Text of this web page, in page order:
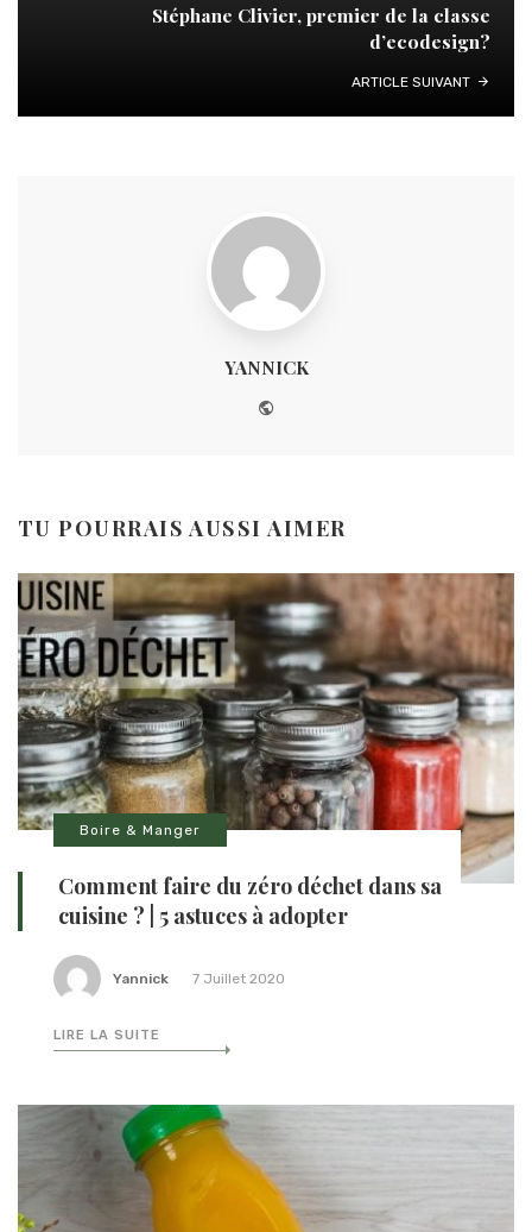
Stéphane Clivier, premier de la classe
d’ecodesign?
ARTICLE SUIVANT
YANNICK
TU POURRAIS AUSSI AIMER
Boire & Manger
Comment faire du zéro déchet dans sa
cuisine ? | 5 astuces à adopter
Yannick 7 Juillet 2020
LIRE LA SUITE